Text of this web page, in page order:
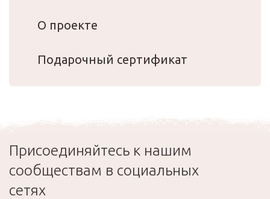
О проекте
Подарочный сертификат
Присоединяйтесь к нашим
сообществам в социальных
сетях